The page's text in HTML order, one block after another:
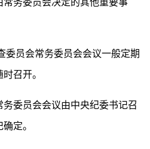
务委员会决定的其他重要事
委员会常务委员会会议一般定期
召开。
委员会会议由中央纪委书记召
定。